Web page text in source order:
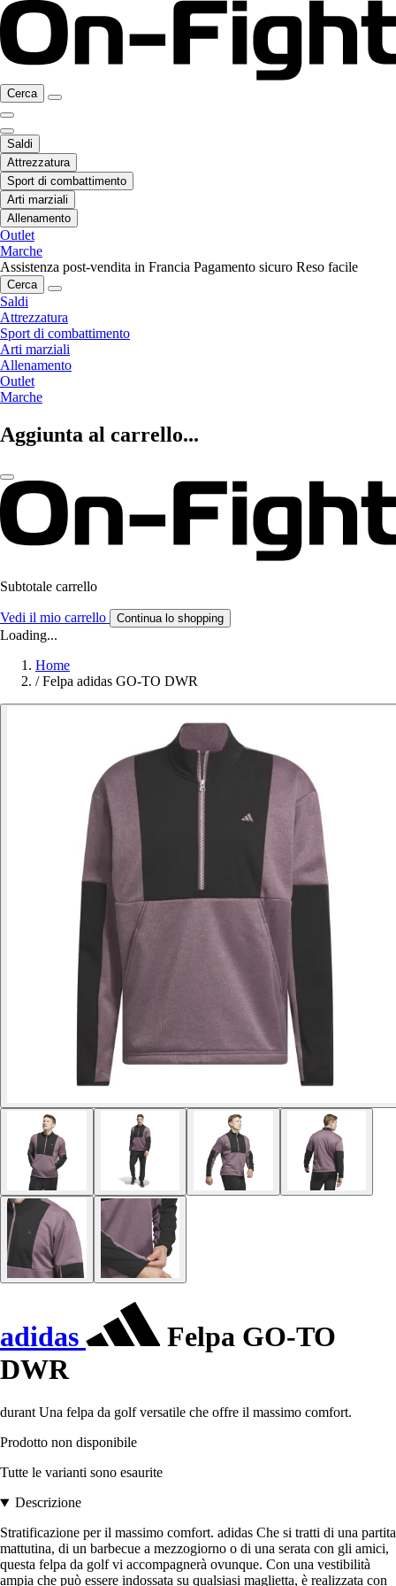
Cerca
Saldi
Attrezzatura
Sport di combattimento
Arti marziali
Allenamento
Outlet
Marche
Assistenza post-vendita in Francia Pagamento sicuro Reso facile
Cerca
Saldi
Attrezzatura
Sport di combattimento
Arti marziali
Allenamento
Outlet
Marche
Aggiunta al carrello...
Subtotale carrello
Vedi il mio carrello Continua lo shopping
Loading...
Home
/ Felpa adidas GO-TO DWR
adidas
Felpa GO-TO
DWR
durant Una felpa da golf versatile che offre il massimo comfort.
Prodotto non disponibile
Tutte le varianti sono esaurite
Descrizione
Stratificazione per il massimo comfort. adidas Che si tratti di una partita
mattutina, di un barbecue a mezzogiorno o di una serata con gli amici,
questa felpa da golf vi accompagnerà ovunque. Con una vestibilità
ampia che può essere indossata su qualsiasi maglietta, è realizzata con